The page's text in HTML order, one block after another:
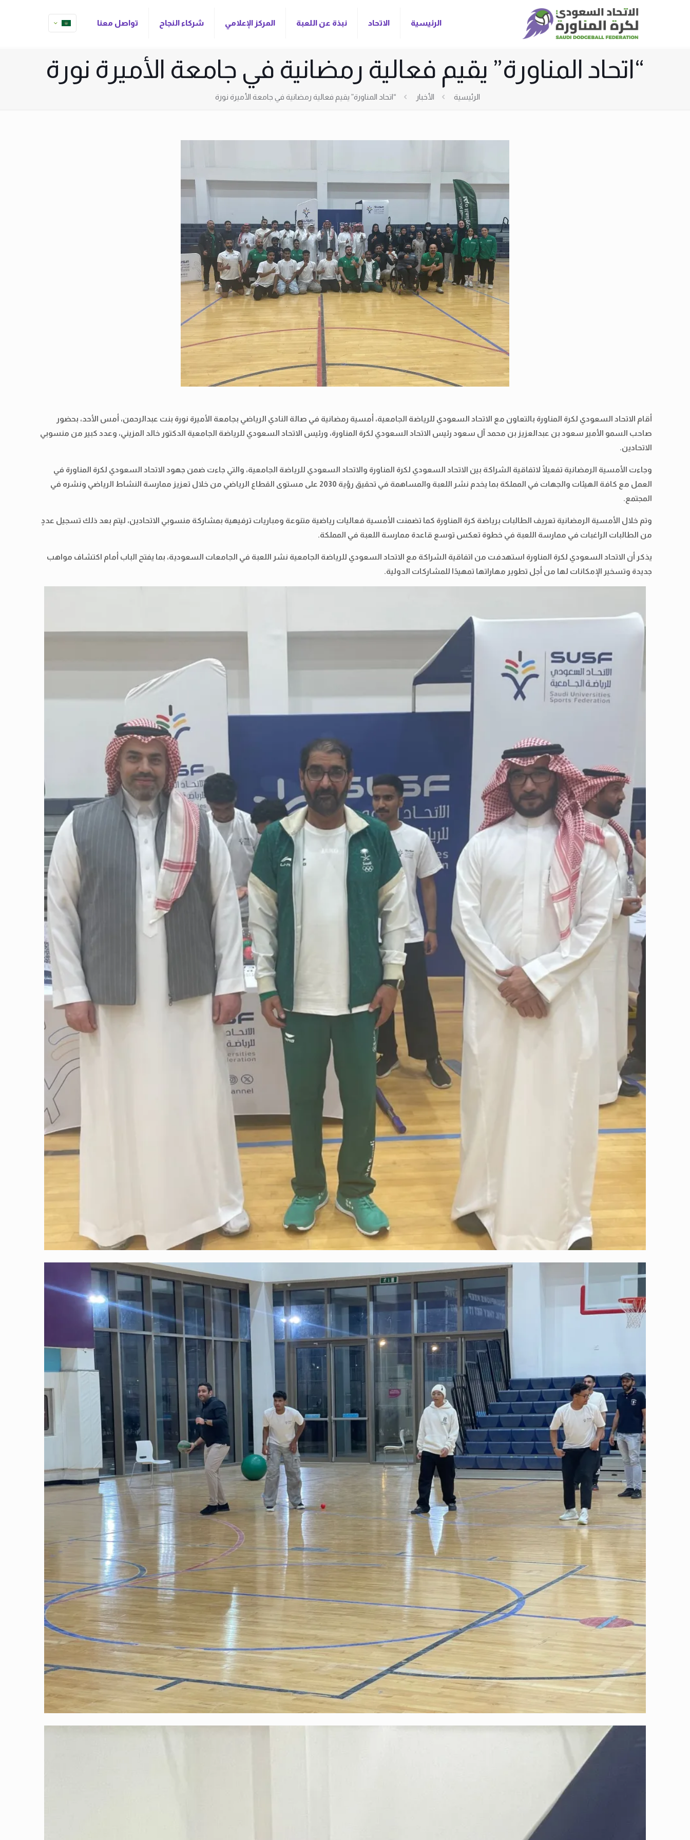
الرئيسية الاتحاد نبذة عن اللعبة المركز الإعلامي شركاء النجاح تواصل معنا
“اتحاد المناورة” يقيم فعالية رمضانية في جامعة الأميرة نورة
الرئيسية الأخبار “اتحاد المناورة” يقيم فعالية رمضانية في جامعة الأميرة نورة
أقام الاتحاد السعودي لكرة المناورة بالتعاون مع الاتحاد السعودي للرياضة الجامعية، أمسية رمضانية في صالة النادي الرياضي بجامعة الأميرة نورة بنت عبدالرحمن، أمس الأحد، بحضور
صاحب السمو الأمير سعود بن عبدالعزيز بن محمد آل سعود رئيس الاتحاد السعودي لكرة المناورة، ورئيس الاتحاد السعودي للرياضة الجامعية الدكتور خالد المزيني، وعدد كبير من منسوبي
الاتحادين.
وجاءت الأمسية الرمضانية تفعيلًا لاتفاقية الشراكة بين الاتحاد السعودي لكرة المناورة والاتحاد السعودي للرياضة الجامعية، والتي جاءت ضمن جهود الاتحاد السعودي لكرة المناورة في
العمل مع كافة الهيئات والجهات في المملكة بما يخدم نشر اللعبة والمساهمة في تحقيق رؤية 2030 على مستوى القطاع الرياضي من خلال تعزيز ممارسة النشاط الرياضي ونشره في
المجتمع.
وتم خلال الأمسية الرمضانية تعريف الطالبات برياضة كرة المناورة كما تضمنت الأمسية فعاليات رياضية متنوعة ومباريات ترفيهية بمشاركة منسوبي الاتحادين، ليتم بعد ذلك تسجيل عددٍ
من الطالبات الراغبات في ممارسة اللعبة في خطوة تعكس توسع قاعدة ممارسة اللعبة في المملكة.
يذكر أن الاتحاد السعودي لكرة المناورة استهدفت من اتفاقية الشراكة مع الاتحاد السعودي للرياضة الجامعية نشر اللعبة في الجامعات السعودية، بما يفتح الباب أمام اكتشاف مواهب
جديدة وتسخير الإمكانات لها من أجل تطوير مهاراتها تمهيدًا للمشاركات الدولية.